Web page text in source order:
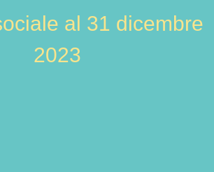
al 31 dicembre
2023